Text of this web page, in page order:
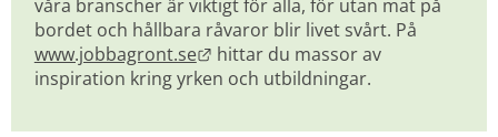
våra branscher är viktigt för alla, för utan mat på
www.jobbagront.se Länk till annan webbplats.
hittar du massor av
inspiration kring yrken och utbildningar.